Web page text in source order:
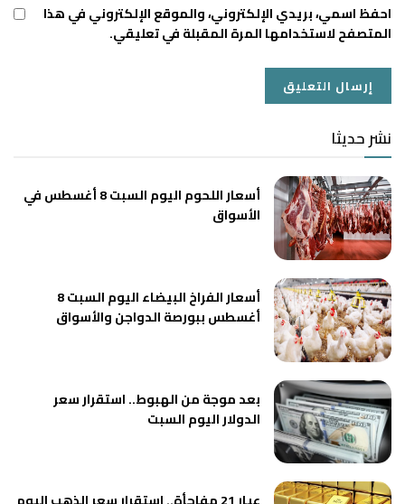
احفظ اسمي، بريدي الإلكتروني، والموقع الإلكتروني في هذا
المتصفح لاستخدامها المرة المقبلة في تعليقي.
نشر حديثا
أسعار اللحوم اليوم السبت 8 أغسطس في
الأسواق
أسعار الفراخ البيضاء اليوم السبت 8
أغسطس ببورصة الدواجن والأسواق
بعد موجة من الهبوط.. استقرار سعر
الدولار اليوم السبت